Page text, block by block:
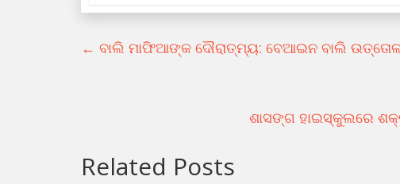
← ବାଲି ମାଫିଆଙ୍କ ଦୌରାତ୍ମ୍ୟ: ବେଆଇନ ବାଲି
ଶାସଙ୍ଗ ହାଇସ୍କୁଲରେ
Related Posts